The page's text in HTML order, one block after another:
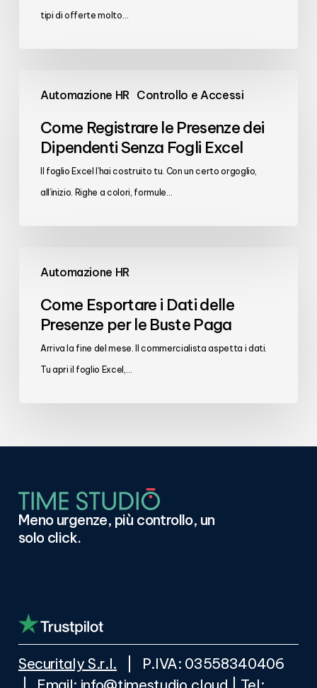
Qualetipi di offerte molto…
Automazione HR Controllo e Accessi
Registrare
Presenze
Dipendenti
Come Registrare le Presenze dei
Dipendenti Senza Fogli Excel
Il foglio Excel l’hai costruito tu. Con un certo orgoglio,
all’inizio. Righe a colori, formule…
Automazione HR
Esportare
delle
Presenze
Paga
Come Esportare i Dati delle
Presenze per le Buste Paga
Arriva la fine del mese. Il commercialista aspetta i dati.
Tu apri il foglio Excel,…
Meno urgenze, più controllo, un
solo click.
Securitaly S.r.l. | P.IVA: 03558340406